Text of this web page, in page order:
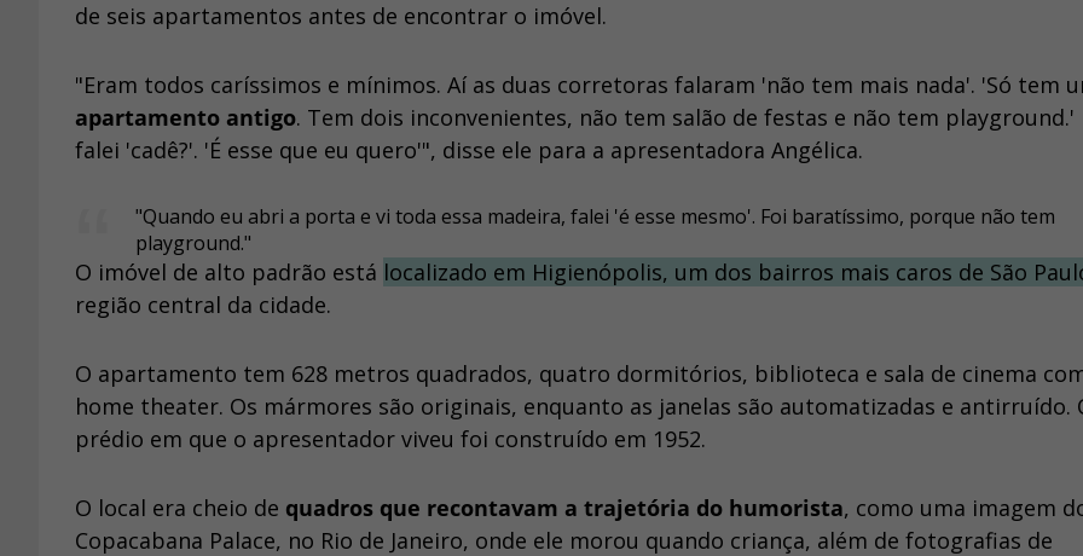
de seis apartamentos antes de encontrar o imóvel.
"Eram todos caríssimos e mínimos. Aí as duas corretoras falaram 'não tem mais nada'. 'Só tem
apartamento antigo. Tem dois inconvenientes, não tem salão de festas e não tem playground.'
falei 'cadê?'. 'É esse que eu quero'", disse ele para a apresentadora Angélica.
"Quando eu abri a porta e vi toda essa madeira, falei 'é esse mesmo'. Foi baratíssimo, porque não tem
playground."
O imóvel de alto padrão está localizado em Higienópolis, um dos bairros mais caros de São
região central da cidade.
O apartamento tem 628 metros quadrados, quatro dormitórios, biblioteca e sala de cinema
home theater. Os mármores são originais, enquanto as janelas são automatizadas e antirruído.
prédio em que o apresentador viveu foi construído em 1952.
O local era cheio de quadros que recontavam a trajetória do humorista, como uma imagem
Copacabana Palace, no Rio de Janeiro, onde ele morou quando criança, além de fotografias de